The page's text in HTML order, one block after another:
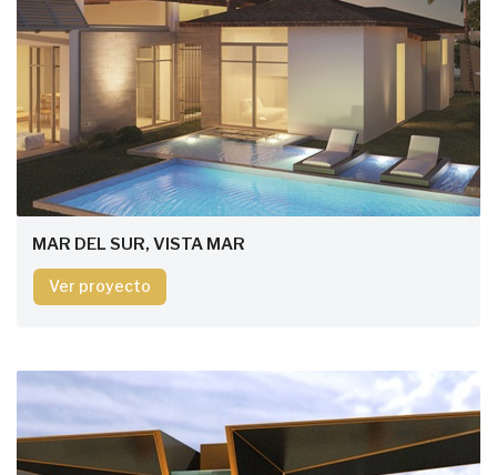
MAR DEL SUR, VISTA MAR
Ver proyecto